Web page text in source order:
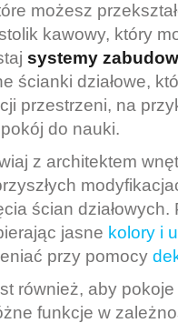
możesz
kawowy, który
systemy
ścianki działowe,
przestrzeni, na
do nauki.
z architektem
ścian
jasne kolory i
przy pomocy
również, aby pokoje
funkcje w